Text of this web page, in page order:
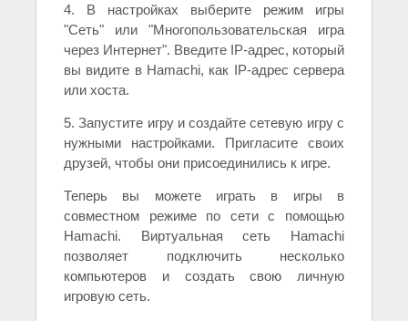
4. В настройках выберите режим игры
"Сеть" или "Многопользовательская игра
через Интернет". Введите IP-адрес, который
вы видите в Hamachi, как IP-адрес сервера
или хоста.
5. Запустите игру и создайте сетевую игру с
нужными настройками. Пригласите своих
друзей, чтобы они присоединились к игре.
Теперь вы можете играть в игры в
совместном режиме по сети с помощью
Hamachi. Виртуальная сеть Hamachi
позволяет подключить несколько
компьютеров и создать свою личную
игровую сеть.